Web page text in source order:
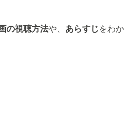
の視聴方法や、 あらすじ をわか